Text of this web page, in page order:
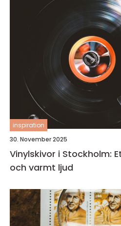
inspiration
30. November 2025
Vinylskivor i Stockholm:
och varmt ljud